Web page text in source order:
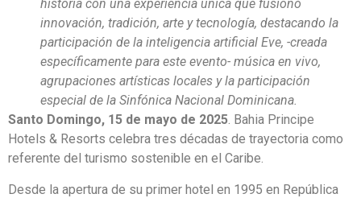
historia con una experiencia única que fusionó
innovación, tradición, arte y tecnología, destacando la
participación de la inteligencia artificial Eve, -creada
específicamente para este evento- música en vivo,
agrupaciones artísticas locales y la participación
especial de la Sinfónica Nacional Dominicana.
Santo Domingo, 15 de mayo de 2025. Bahia Principe
Hotels & Resorts celebra tres décadas de trayectoria como
referente del turismo sostenible en el Caribe.
Desde la apertura de su primer hotel en 1995 en República